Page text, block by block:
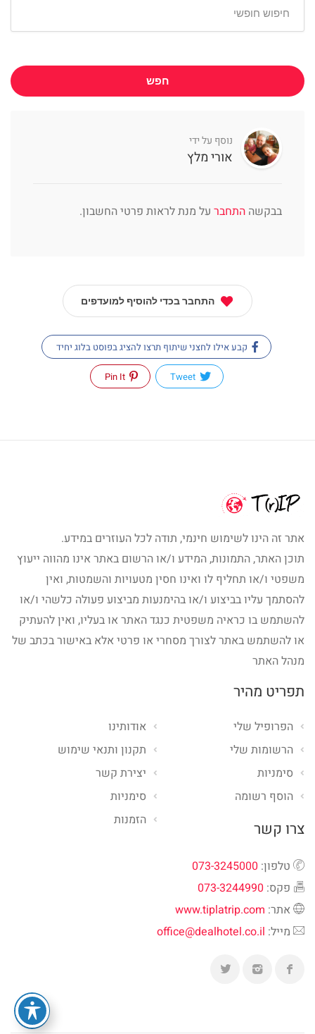
חפש
נוסף על ידי
אורי מלץ
בבקשה התחבר על מנת לראות פרטי החשבון.
התחבר בכדי להוסיף למועדפים
קבע אילו לחצני שיתוף תרצו להציג בפוסט בלוג יחיד
Tweet
Pin It
אתר זה הינו לשימוש חינמי, תודה לכל העוזרים במידע.
תוכן האתר, התמונות, המידע ו/או הרשום באתר אינו מהווה ייעוץ
משפטי ו/או תחליף לו ואינו חסין מטעויות והשמטות, ואין
להסתמך עליו בביצוע ו/או בהימנעות מביצוע פעולה כלשהי ו/או
להשתמש בו כראיה משפטית כנגד האתר או בעליו, ואין להעתיק
או להשתמש באתר לצורך מסחרי או פרטי אלא באישור בכתב של
מנהל האתר
תפריט מהיר
אודותינו
תקנון ותנאי שימוש
יצירת קשר
סימניות
הזמנות
הפרופיל שלי
הרשומות שלי
סימניות
הוסף רשומה
צרו קשר
טלפון: 073-3245000
פקס: 073-3244990
אתר: www.tiplatrip.com
מייל: office@dealhotel.co.il